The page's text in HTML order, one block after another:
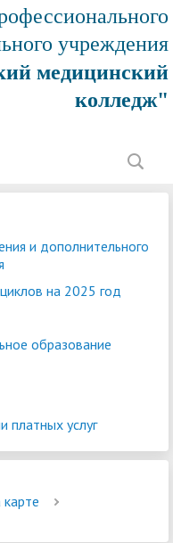
учреждения
медицинский
колледж"
и дополнительного
на 2025 год
образование
платных услуг